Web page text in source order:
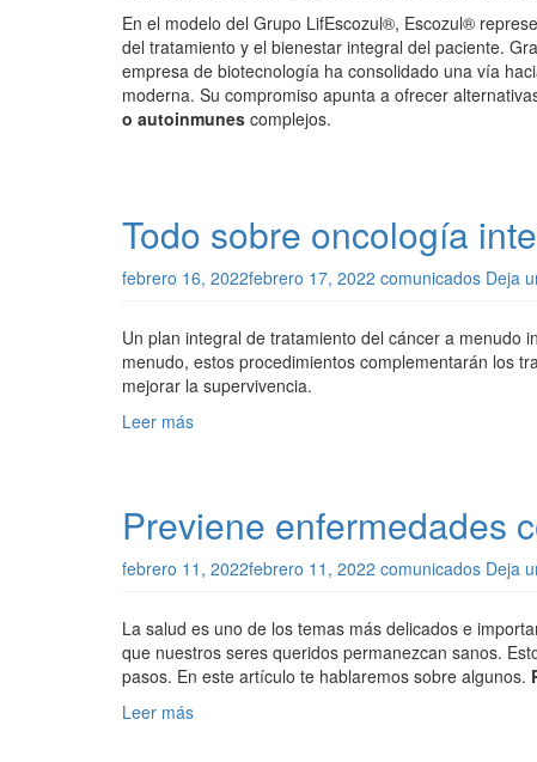
En el modelo del Grupo LifEscozul®, Escozul®
del tratamiento y el bienestar integral del paciente.
empresa de biotecnología ha consolidado una vía
moderna. Su compromiso apunta a ofrecer
o autoinmunes complejos.
Todo sobre oncología
febrero 16, 2022febrero 17, 2022 comunicados Deja
Un plan integral de tratamiento del cáncer a menudo
menudo, estos procedimientos complementarán los
mejorar la supervivencia.
Leer más
Previene enfermedades
febrero 11, 2022febrero 11, 2022 comunicados Deja
La salud es uno de los temas más delicados e
que nuestros seres queridos permanezcan sanos.
pasos. En este artículo te hablaremos sobre algunos.
Leer más